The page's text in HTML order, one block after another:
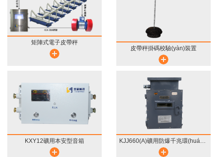
矩陣式電子皮帶秤
皮帶秤掛碼校驗(yàn)裝置
KXY12礦用本安型音箱 KJJ660(A)礦用防爆千兆環(huán)網(wǎng)交···